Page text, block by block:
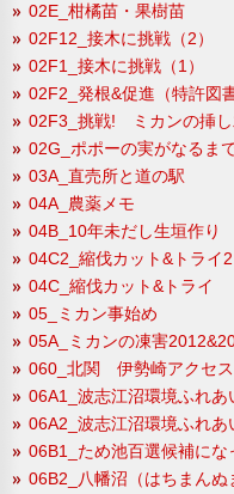
02E_柑橘苗・果樹苗
02F12_接木に挑戦（2）
02F1_接木に挑戦（1）
02F2_発根&促進（特許図書
02F3_挑戦! ミカンの挿し
02G_ポポーの実がなるま
03A_直売所と道の駅
04A_農薬メモ
04B_10年未だし生垣作り
04C2_縮伐カット&トライ2
04C_縮伐カット&トライ
05_ミカン事始め
05A_ミカンの凍害
060_北関 伊勢崎アクセス
06A1_波志江沼環境ふれあ
06A2_波志江沼環境ふれ
06B1_ため池百選候補にな
06B2_八幡沼（はちまんぬ